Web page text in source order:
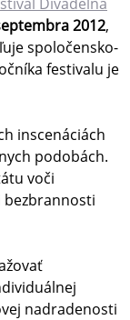
2012,
spoločensko-
festivalu je
inscenáciách
podobách.
voči
nadradenosti